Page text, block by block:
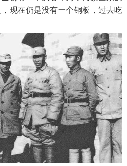
现在仍是没有一个铜板，过去吃